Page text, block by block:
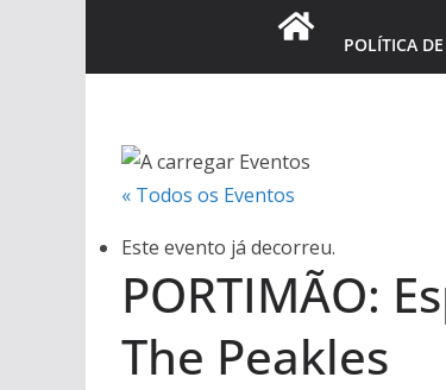
POLÍTICA
« Todos os Eventos
Este evento já decorreu.
PORTIMÃO:
The Peakles